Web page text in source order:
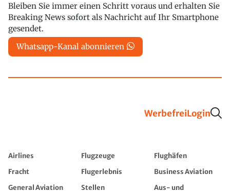
Bleiben Sie immer einen Schritt voraus und erhalten Sie
Breaking News sofort als Nachricht auf Ihr Smartphone
gesendet.
Whatsapp-Kanal abonnieren
WerbefreiLogin
Airlines Flugzeuge
Flughäfen
Fracht
Flugerlebnis
Business Aviation
General Aviation
Stellen
Aus- und